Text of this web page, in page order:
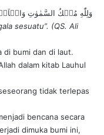
وَلِلّٰهِ مُلۡكُ السَّمٰوٰتِ
sesuatu”. (QS. Ali
di bumi dan di laut.
dalam kitab Lauhul
tidak terlepas
bencana secara
dimuka bumi ini,